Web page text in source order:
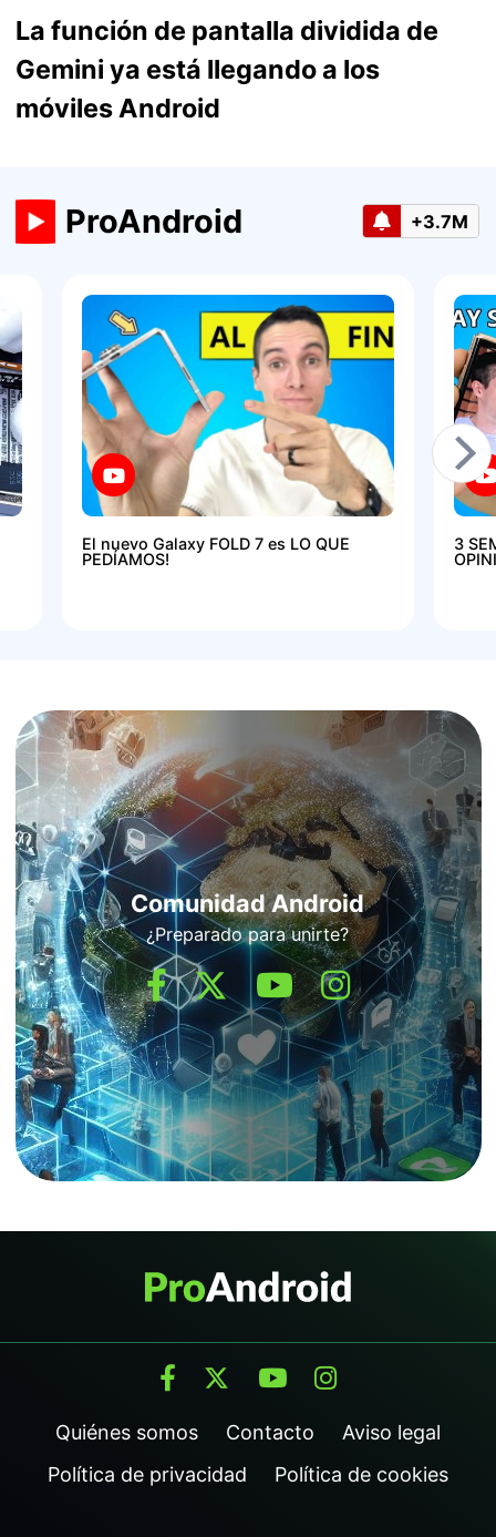
La función de pantalla dividida de
Gemini ya está llegando a los
móviles Android
ProAndroid +3.7M
El nuevo Galaxy FOLD 7 es LO QUE
PEDÍAMOS!
3
Comunidad Android
¿Preparado para unirte?
Quiénes somos Contacto
Aviso legal
Política de privacidad
Política de cookies